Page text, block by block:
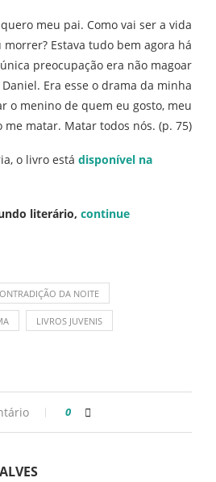
meu pai. Como vai ser a vida
Estava tudo bem agora há
preocupação era não magoar
Era esse o drama da minha
o menino de quem eu gosto, meu
me matar. Matar todos nós. (p. 75)
o livro está disponível na
literário, continue
DA NOITE
LIVROS JUVENIS
0